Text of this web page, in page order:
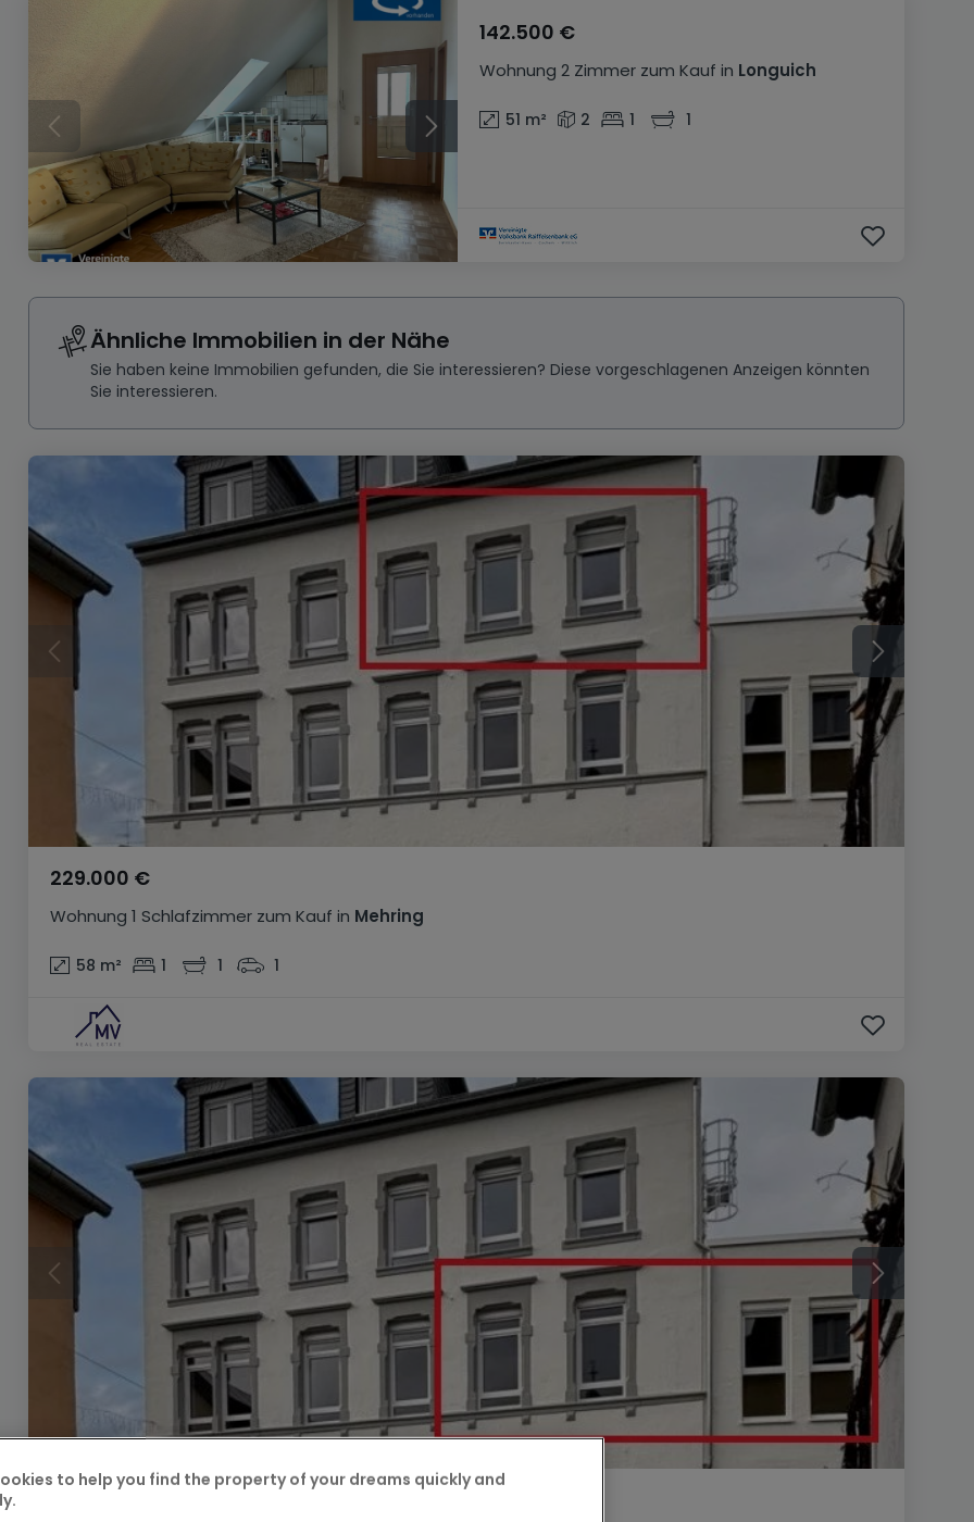
Wohnung 2 Zimmer zum Kauf in Longuich
142.500 €
51 m² 2 1 1
Ähnliche Immobilien in der Nähe
Sie haben keine Immobilien gefunden, die Sie interessieren? Diese vorgeschlagenen Anzeigen könnten
Sie interessieren.
Wohnung 1 Schlafzimmer zum Kauf in Mehring
229.000 €
58 m² 1 1 1
to help you find the property of your dreams quickly and